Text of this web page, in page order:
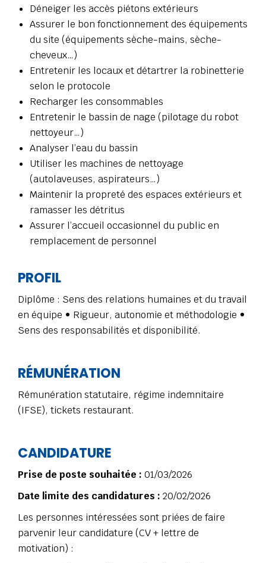
Déneiger les accès piétons extérieurs
Assurer le bon fonctionnement des équipements
du site (équipements sèche-mains, sèche-
cheveux…)
Entretenir les locaux et détartrer la robinetterie
selon le protocole
Recharger les consommables
Entretenir le bassin de nage (pilotage du robot
nettoyeur…)
Analyser l’eau du bassin
Utiliser les machines de nettoyage
(autolaveuses, aspirateurs…)
Maintenir la propreté des espaces extérieurs et
ramasser les détritus
Assurer l’accueil occasionnel du public en
remplacement de personnel
PROFIL
Diplôme : Sens des relations humaines et du travail
en équipe • Rigueur, autonomie et méthodologie •
Sens des responsabilités et disponibilité.
RÉMUNÉRATION
Rémunération statutaire, régime indemnitaire
(IFSE), tickets restaurant.
CANDIDATURE
Prise de poste souhaitée : 01/03/2026
Date limite des candidatures : 20/02/2026
Les personnes intéressées sont priées de faire
parvenir leur candidature (CV + lettre de
motivation) :